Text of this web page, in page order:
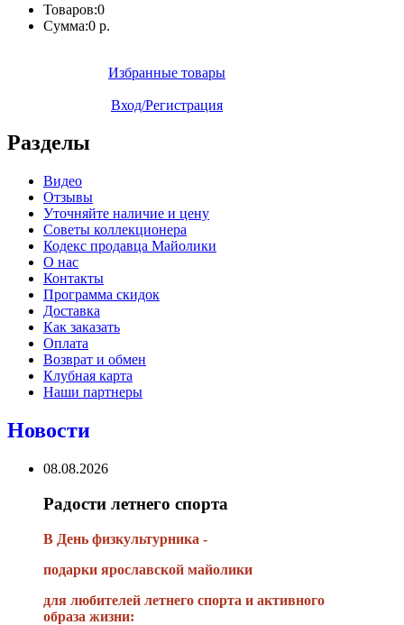
Товаров:0
Сумма:0 р.
Избранные товары
Вход/Регистрация
Разделы
Видео
Отзывы
Уточняйте наличие и цену
Советы коллекционера
Кодекс продавца Майолики
О нас
Контакты
Программа скидок
Доставка
Как заказать
Оплата
Возврат и обмен
Клубная карта
Наши партнеры
Новости
08.08.2026
Радости летнего спорта
В День физкультурника -
подарки ярославской майолики
для любителей летнего спорта и активного
образа жизни: